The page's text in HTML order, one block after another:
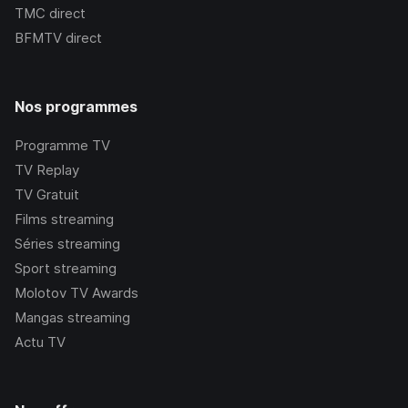
TMC direct
BFMTV direct
Nos programmes
Programme TV
TV Replay
TV Gratuit
Films streaming
Séries streaming
Sport streaming
Molotov TV Awards
Mangas streaming
Actu TV